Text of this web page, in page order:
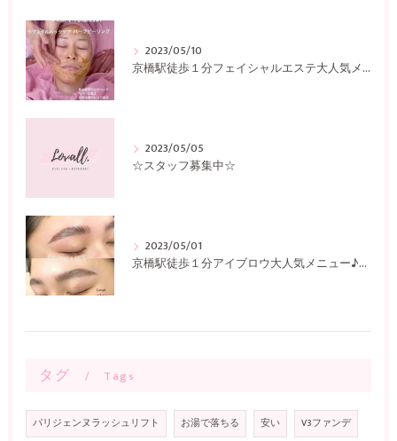
2023/05/10
京橋駅徒歩１分フェイシャルエステ大人気メニュー♪〜Lovall〜
2023/05/05
☆スタッフ募集中☆
2023/05/01
京橋駅徒歩１分アイブロウ大人気メニュー♪〜Lovall〜
タグ Tags
パリジェンヌラッシュリフト お湯で落ちる 安い V3ファンデ